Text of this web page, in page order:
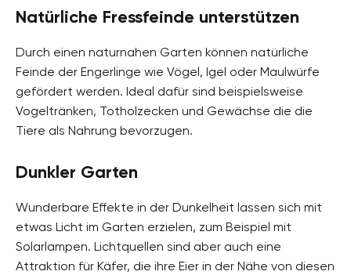
Natürliche Fressfeinde unterstützen
Durch einen naturnahen Garten können natürliche
Feinde der Engerlinge wie Vögel, Igel oder Maulwürfe
gefördert werden. Ideal dafür sind beispielsweise
Vogeltränken, Totholzecken und Gewächse die die
Tiere als Nahrung bevorzugen.
Dunkler Garten
Wunderbare Effekte in der Dunkelheit lassen sich mit
etwas Licht im Garten erzielen, zum Beispiel mit
Solarlampen. Lichtquellen sind aber auch eine
Attraktion für Käfer, die ihre Eier in der Nähe von diesen